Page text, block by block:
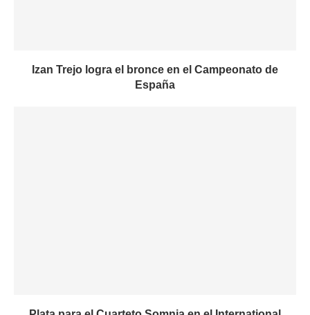
Izan Trejo logra el bronce en el Campeonato de
España